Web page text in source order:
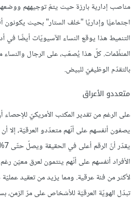
مناصب إدارية بارزة حيث يتمّ توجيههم
اجتماعيًّا وإداريًا "خلف الستار" بحيث يكونون
التنميط هذا يوقع النساء الآسيويّات أيضًا في
المنظّمات. كلّ هذا يُصعّب، على الرجال والنساء
بالتقدّم الوظيفيّ للبيض.
متعددو الأعراق
الأفراد أنفسهم على أنّهم ينتمون لعرق معيّن
لأكثر من فئة عرقية. ومما يزيد من تعقيد
تبدّل الهويّة العرقيّة للأشخاص على مرّ الزمن،